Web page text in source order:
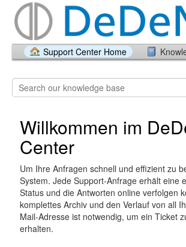
Support Center Home
Willkommen im
Center
Um Ihre Anfragen schnell und effizient zu
System. Jede Support-Anfrage erhält eine
Status und die Antworten online verfolgen
komplettes Archiv und den Verlauf von all
Mail-Adresse ist notwendig, um ein Ticket
erhalten.